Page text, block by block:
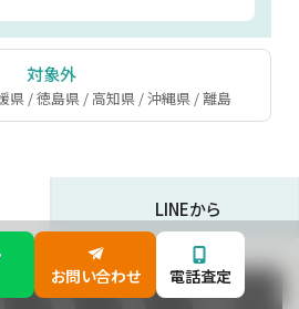
対象外
県 / 徳島県 / 高知県 / 沖縄県 / 離島
LINEから
お問い合わせ 電話査定